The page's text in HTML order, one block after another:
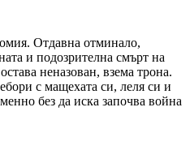
Отдавна отминало,
и подозрителна смърт на
неназован, взема трона.
с мащехата си, леля си и
без да иска започва война